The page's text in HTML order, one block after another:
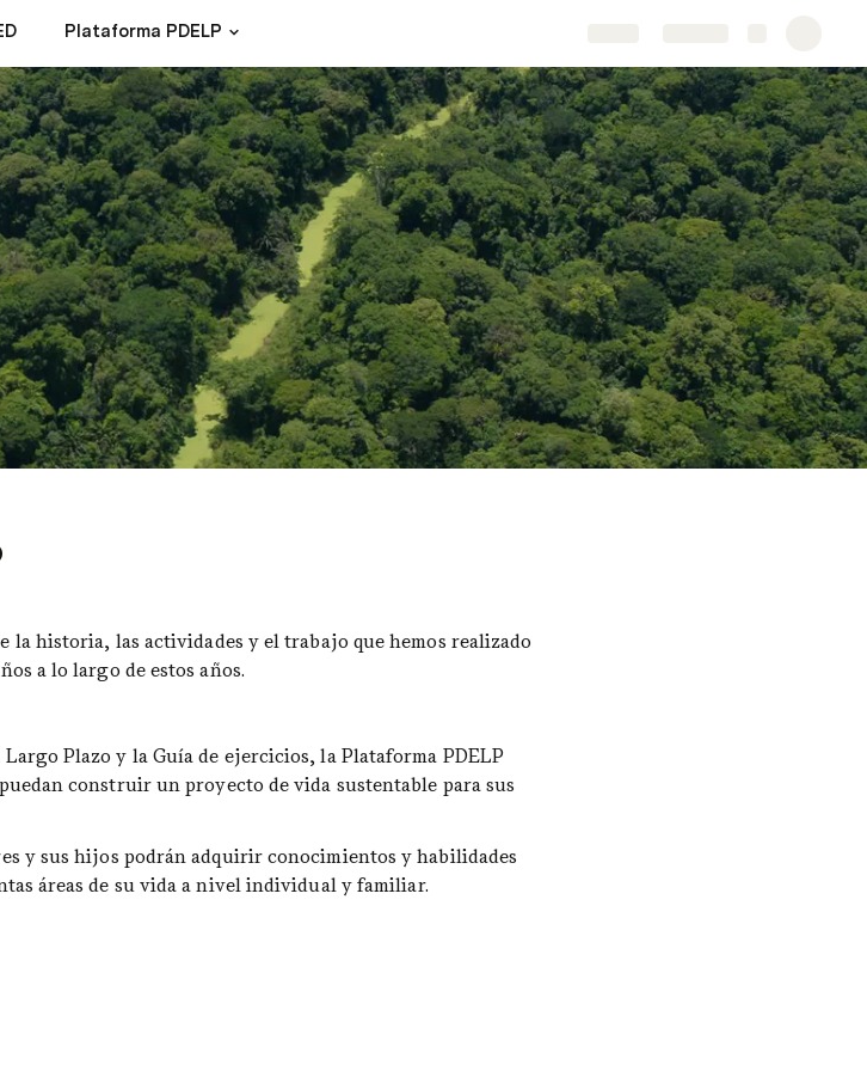
Plataforma PDELP
la historia, las actividades y el trabajo que hemos realizado
a lo largo de estos años.
Plazo y la Guía de ejercicios, la Plataforma PDELP
construir un proyecto de vida sustentable para sus
y sus hijos podrán adquirir conocimientos y habilidades
áreas de su vida a nivel individual y familiar.